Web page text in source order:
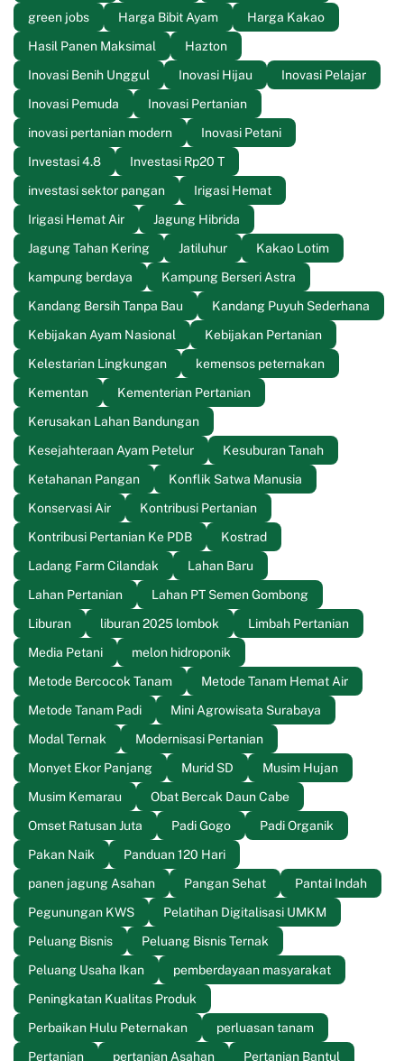
green jobs
Harga Bibit Ayam
Harga Kakao
Hasil Panen Maksimal
Hazton
Inovasi Benih Unggul
Inovasi Hijau
Inovasi Pelajar
Inovasi Pemuda
Inovasi Pertanian
inovasi pertanian modern
Inovasi Petani
Investasi 4.8
Investasi Rp20 T
investasi sektor pangan
Irigasi Hemat
Irigasi Hemat Air
Jagung Hibrida
Jagung Tahan Kering
Jatiluhur
Kakao Lotim
kampung berdaya
Kampung Berseri Astra
Kandang Bersih Tanpa Bau
Kandang Puyuh Sederhana
Kebijakan Ayam Nasional
Kebijakan Pertanian
Kelestarian Lingkungan
kemensos peternakan
Kementan
Kementerian Pertanian
Kerusakan Lahan Bandungan
Kesejahteraan Ayam Petelur
Kesuburan Tanah
Ketahanan Pangan
Konflik Satwa Manusia
Konservasi Air
Kontribusi Pertanian
Kontribusi Pertanian Ke PDB
Kostrad
Ladang Farm Cilandak
Lahan Baru
Lahan Pertanian
Lahan PT Semen Gombong
Liburan
liburan 2025 lombok
Limbah Pertanian
Media Petani
melon hidroponik
Metode Bercocok Tanam
Metode Tanam Hemat Air
Metode Tanam Padi
Mini Agrowisata Surabaya
Modal Ternak
Modernisasi Pertanian
Monyet Ekor Panjang
Murid SD
Musim Hujan
Musim Kemarau
Obat Bercak Daun Cabe
Omset Ratusan Juta
Padi Gogo
Padi Organik
Pakan Naik
Panduan 120 Hari
panen jagung Asahan
Pangan Sehat
Pantai Indah
Pegunungan KWS
Pelatihan Digitalisasi UMKM
Peluang Bisnis
Peluang Bisnis Ternak
Peluang Usaha Ikan
pemberdayaan masyarakat
Peningkatan Kualitas Produk
Perbaikan Hulu Peternakan
perluasan tanam
Pertanian
pertanian Asahan Pertanian Bantul